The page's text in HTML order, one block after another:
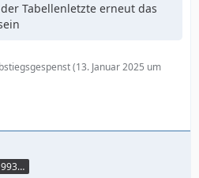
Tabellenletzte erneut das
(13. Januar 2025 um
Stehplatz 1975/76-1993/94